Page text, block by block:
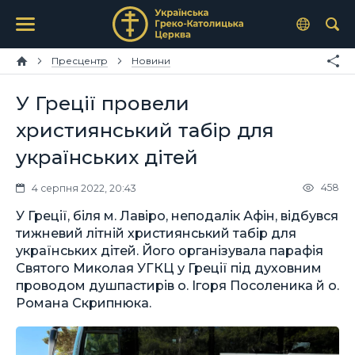
Пресцентр Новини
У Греції провели
християнський табір для
українських дітей
4 серпня 2022, 20:43 458
У Греції, біля м. Лавіро, неподалік Афін, відбувся
тижневий літній християнський табір для
українських дітей. Його організувала парафія
Святого Миколая УГКЦ у Греції під духовним
проводом душпастирів о. Ігоря Посоленика й о.
Романа Скрипнюка.